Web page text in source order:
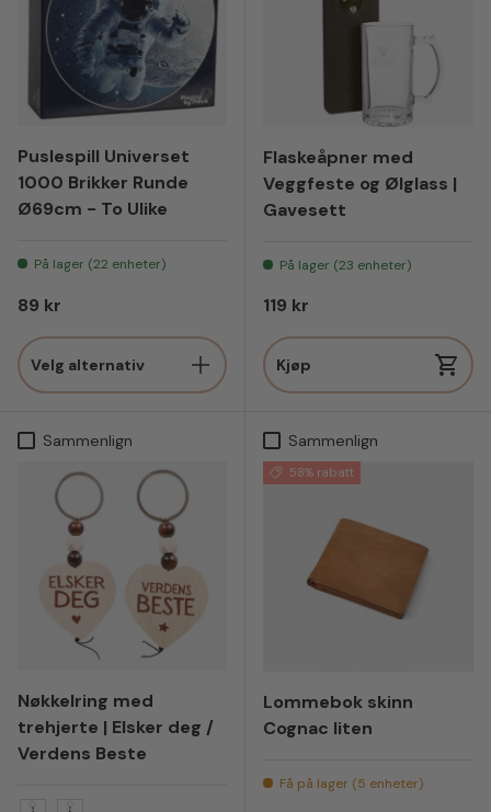
Puslespill Universet
1000 Brikker Runde
Ø69cm - To Ulike
På lager (22 enheter)
Vanlig pris
89 kr
Velg alternativ
Flaskeåpner med
Veggfeste og Ølglass |
Gavesett
På lager (23 enheter)
Vanlig pris
119 kr
Kjøp
Sammenlign
Nøkkelring med
trehjerte | Elsker deg /
Verdens Beste
Sammenlign
58% rabatt
Lommebok skinn
Cognac liten
Få på lager (5 enheter)